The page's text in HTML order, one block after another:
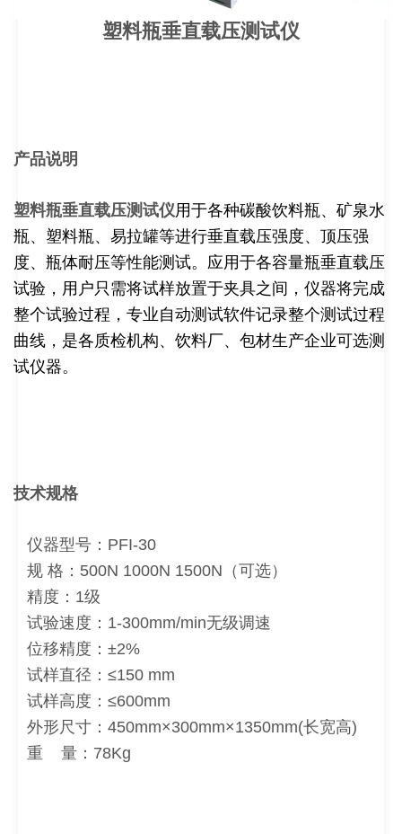
塑料瓶垂直载压测试仪
产品说明
塑料瓶垂直载压测试仪用于各种碳酸饮料瓶、矿泉水
瓶、塑料瓶、易拉罐等进行垂直载压强度、顶压强
度、瓶体耐压等性能测试。应用于各容量瓶垂直载压
试验，用户只需将试样放置于夹具之间，仪器将完成
整个试验过程，专业自动测试软件记录整个测试过程
曲线，是各质检机构、饮料厂、包材生产企业可选测
试仪器。
技术规格
仪器型号：PFI-30
规 格：500N 1000N 1500N（可选）
精度：1级
试验速度：1-300mm/min无级调速
位移精度：±2%
试样直径：≤150 mm
试样高度：≤600mm
外形尺寸：450mm×300mm×1350mm(长宽高)
重 量：78Kg